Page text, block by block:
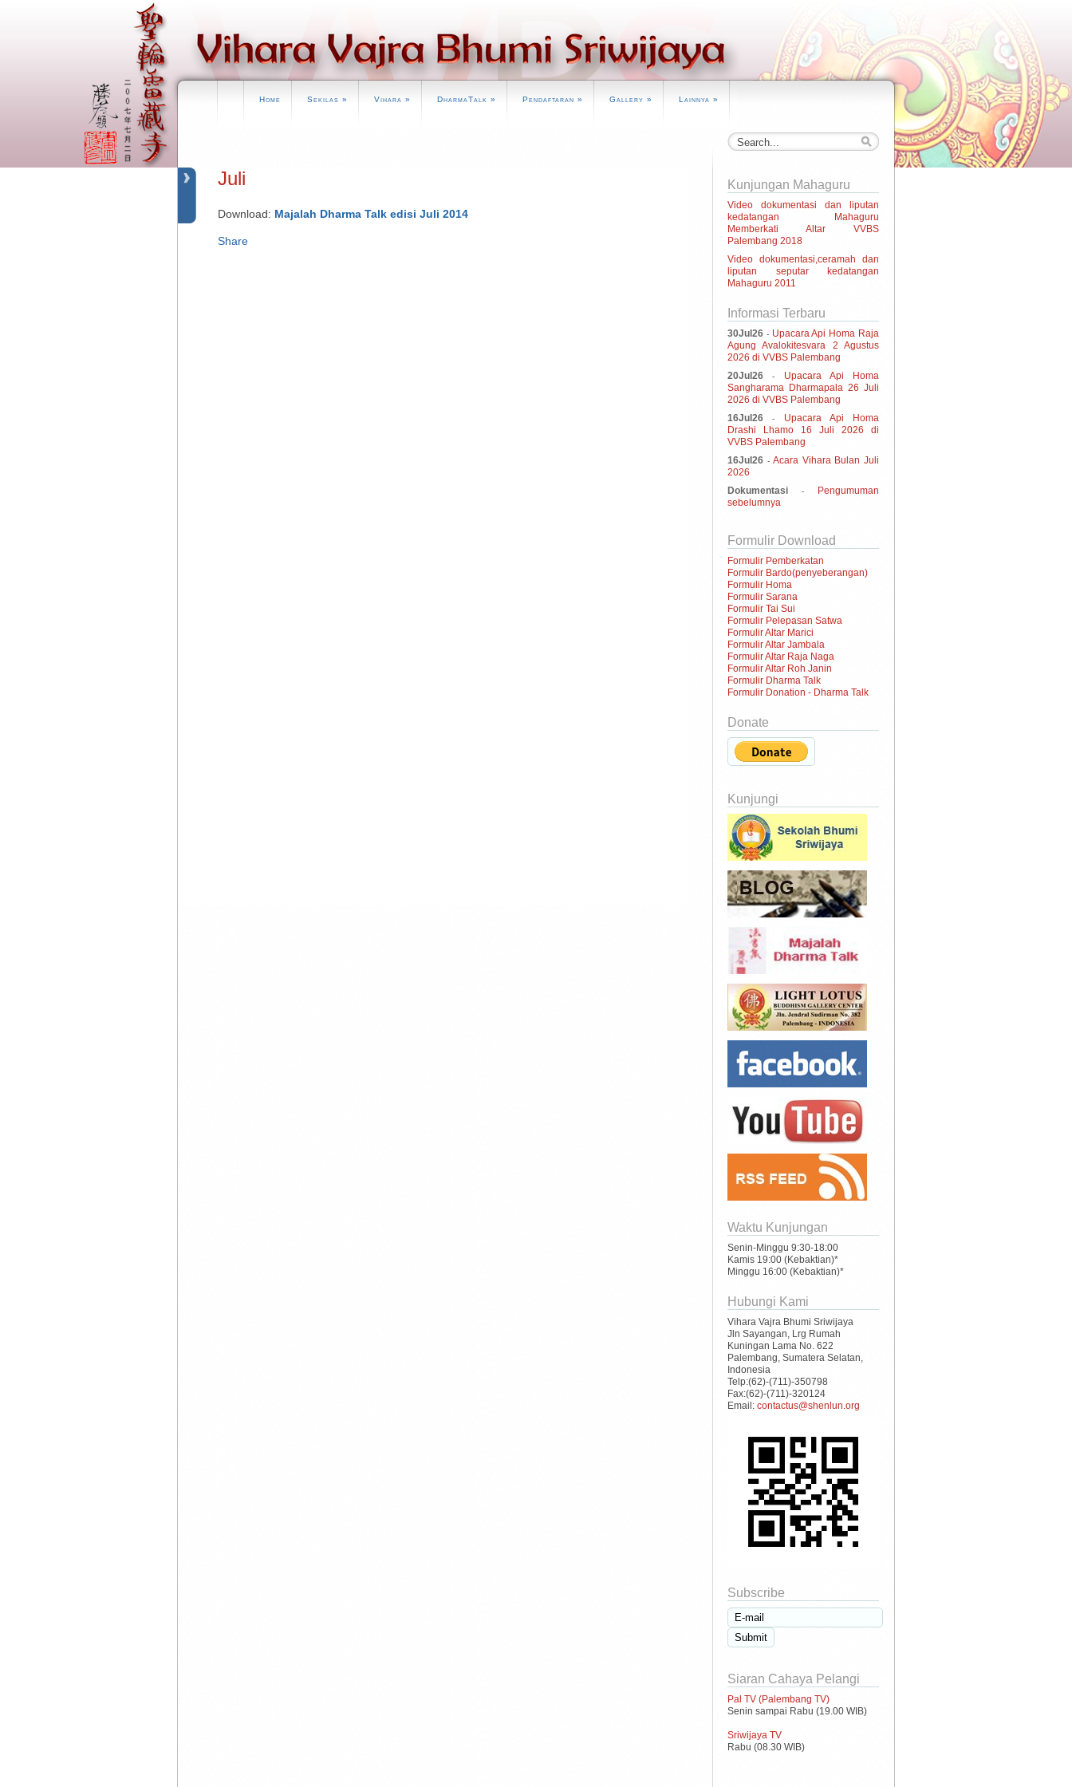
Home Sekilas » Vihara » DharmaTalk » Pendaftaran » Gallery » Lainnya »
Juli
Download: Majalah Dharma Talk edisi Juli 2014
Share
Kunjungan Mahaguru
Video dokumentasi dan liputan
kedatangan Mahaguru
Memberkati Altar VVBS
Palembang 2018
Video dokumentasi,ceramah dan
liputan seputar kedatangan
Mahaguru 2011
Informasi Terbaru
30Jul26 - Upacara Api Homa Raja
Agung Avalokitesvara 2 Agustus
2026 di VVBS Palembang
20Jul26
-
Upacara Api Homa
Sangharama Dharmapala 26 Juli
2026 di VVBS Palembang
16Jul26
-
Upacara Api Homa
Drashi Lhamo 16 Juli 2026 di
VVBS Palembang
16Jul26 -Acara Vihara Bulan Juli
2026
Dokumentasi
-
Pengumuman
sebelumnya
Formulir Download
Formulir Pemberkatan
Formulir Bardo(penyeberangan)
Formulir Homa
Formulir Sarana
Formulir Tai Sui
Formulir Pelepasan Satwa
Formulir Altar Marici
Formulir Altar Jambala
Formulir Altar Raja Naga
Formulir Altar Roh Janin
Formulir Dharma Talk
Formulir Donation - Dharma Talk
Donate
Kunjungi
Waktu Kunjungan
Senin-Minggu 9:30-18:00
Kamis 19:00 (Kebaktian)*
Minggu 16:00 (Kebaktian)*
Hubungi Kami
Vihara Vajra Bhumi Sriwijaya
Jln Sayangan, Lrg Rumah
Kuningan Lama No. 622
Palembang, Sumatera Selatan,
Indonesia
Telp:(62)-(711)-350798
Fax:(62)-(711)-320124
Email: contactus@shenlun.org
Subscribe
Siaran Cahaya Pelangi
Pal TV (Palembang TV)
Senin sampai Rabu (19.00 WIB)
Sriwijaya TV
Rabu (08.30 WIB)